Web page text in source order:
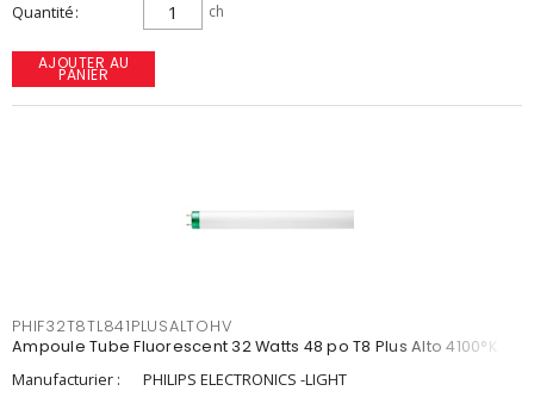
Quantité ch
AJOUTER AU
PANIER
PHIF32T8TL841PLUSALTOHV
Ampoule Tube Fluorescent 32 Watts 48 po T8 Plus Alto 4100°K
Manufacturier :
PHILIPS ELECTRONICS -LIGHT